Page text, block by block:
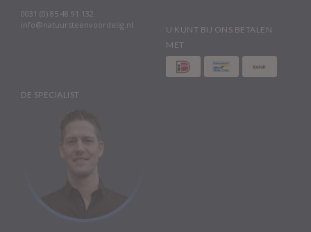
0031 (0) 85 48 91 132
info@natuursteenvoordelig.nl
U KUNT BIJ ONS BETALEN
MET
DE SPECIALIST